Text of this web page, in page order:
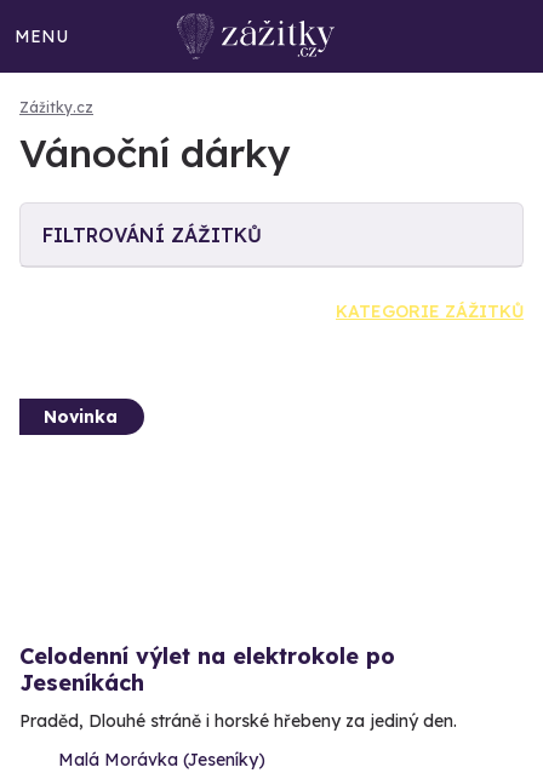
MENU
Zážitky.cz
Vánoční dárky
FILTROVÁNÍ ZÁŽITKŮ
KATEGORIE ZÁŽITKŮ
Novinka
Celodenní výlet na elektrokole po
Jeseníkách
Praděd, Dlouhé stráně i horské hřebeny za jediný den.
Malá Morávka (Jeseníky)